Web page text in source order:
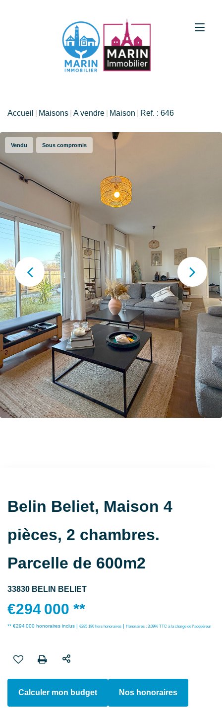
Accueil Maisons A vendre Maison Ref. : 646
Vendu Sous compromis
Belin Beliet, Maison 4
pièces, 2 chambres.
Parcelle de 600m2
33830 BELIN BELIET
€294 000 **
** €294 000 honoraires inclus | €285 180 hors honoraires | Honoraires : 3.09% TTC à la charge de l'acquéreur
Calculer mon budget Nos honoraires